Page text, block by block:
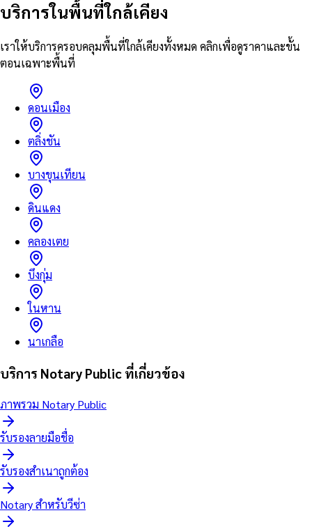
บริการในพื้นที่ใกล้เคียง
เราให้บริการครอบคลุมพื้นที่ใกล้เคียงทั้งหมด คลิกเพื่อดูราคาและขั้น
ตอนเฉพาะพื้นที่
ดอนเมือง
ตลิ่งชัน
บางขุนเทียน
ดินแดง
คลองเตย
บึงกุ่ม
ในหาน
นาเกลือ
บริการ Notary Public ที่เกี่ยวข้อง
ภาพรวม Notary Public
รับรองลายมือชื่อ
รับรองสำเนาถูกต้อง
Notary สำหรับวีซ่า